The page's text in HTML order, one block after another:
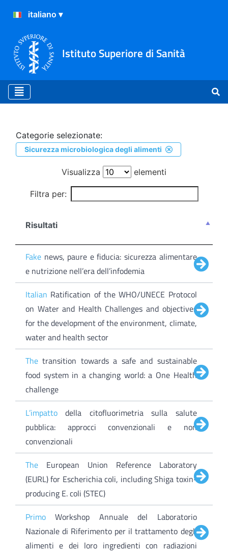
Istituto Superiore di Sanità
Ricerca
Categorie selezionate:
Sicurezza microbiologica degli alimenti
Visualizza elementi
Filtra per:
Risultati
Fake news, paure e fiducia: sicurezza alimentare
e nutrizione nell’era dell’infodemia
Italian Ratification of the WHO/UNECE Protocol
on Water and Health Challenges and objectives
for the development of the environment, climate,
water and health sector
The transition towards a safe and sustainable
food system in a changing world: a One Health
challenge
L’impatto della citofluorimetria sulla salute
pubblica: approcci convenzionali e non
convenzionali
The European Union Reference Laboratory
(EURL) for Escherichia coli, including Shiga toxin-
producing E. coli (STEC)
Primo Workshop Annuale del Laboratorio
Nazionale di Riferimento per il trattamento degli
alimenti e dei loro ingredienti con radiazioni